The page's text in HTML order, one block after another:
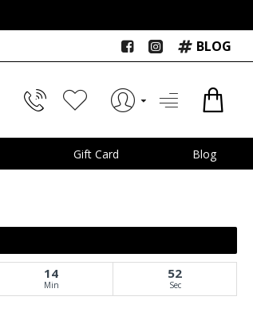
BLOG
Gift Card Blog
14
Min
51
Sec